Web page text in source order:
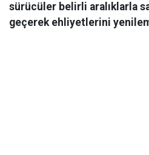
sürücüler belirli aralıklarla
geçerek ehliyetlerini